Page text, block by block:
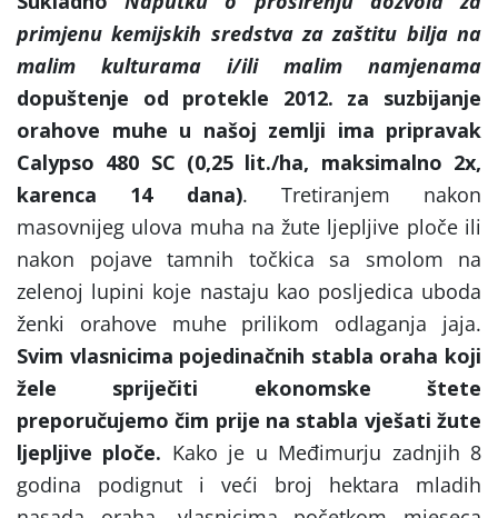
primjenu kemijskih sredstva za zaštitu bilja na
malim kulturama i/ili malim namjenama
dopuštenje od protekle 2012. za suzbijanje
orahove muhe u našoj zemlji ima pripravak
Calypso 480 SC (0,25 lit./ha, maksimalno 2x,
karenca 14 dana). Tretiranjem nakon
masovnijeg ulova muha na žute ljepljive ploče ili
nakon pojave tamnih točkica sa smolom na
zelenoj lupini koje nastaju kao posljedica uboda
ženki orahove muhe prilikom odlaganja jaja.
Svim vlasnicima pojedinačnih stabla oraha koji
žele spriječiti ekonomske štete
preporučujemo čim prije na stabla vješati žute
ljepljive ploče. Kako je u Međimurju zadnjih 8
godina podignut i veći broj hektara mladih